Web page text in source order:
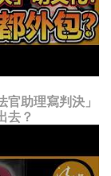
助理寫判決」
去？